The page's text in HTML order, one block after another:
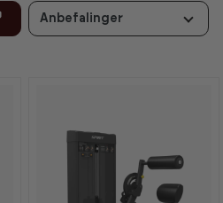
Anbefalinger